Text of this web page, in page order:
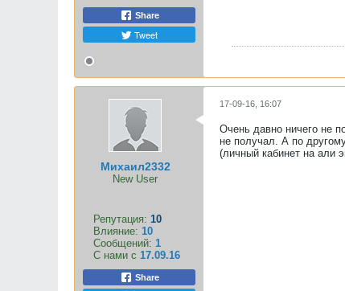
Share
Tweet
Михаил2332
New User
Репутация: 10
Влияние: 10
Сообщений: 1
С нами с 17.09.16
Share
17-09-16, 16:07
Очень давно ничего не
не получал. А по
(личный кабинет на али